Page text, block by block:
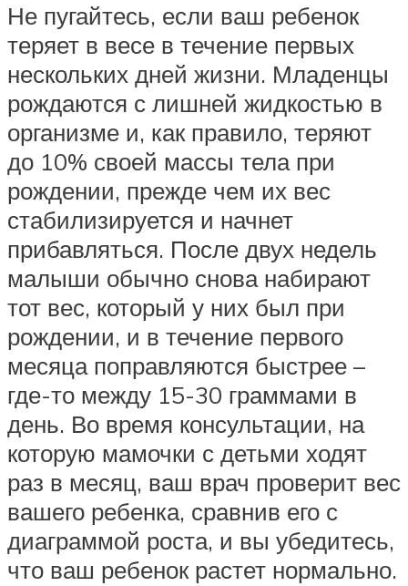
Не пугайтесь, если ваш ребенок
теряет в весе в течение первых
нескольких дней жизни. Младенцы
рождаются с лишней жидкостью в
организме и, как правило, теряют
до 10% своей массы тела при
рождении, прежде чем их вес
стабилизируется и начнет
прибавляться. После двух недель
малыши обычно снова набирают
тот вес, который у них был при
рождении, и в течение первого
месяца поправляются быстрее –
где-то между 15-30 граммами в
день. Во время консультации, на
которую мамочки с детьми ходят
раз в месяц, ваш врач проверит вес
вашего ребенка, сравнив его с
диаграммой роста, и вы убедитесь,
что ваш ребенок растет нормально.